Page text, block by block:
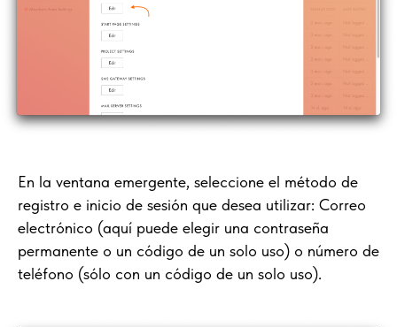
En la ventana emergente, seleccione el método de
registro e inicio de sesión que desea utilizar: Correo
electrónico (aquí puede elegir una contraseña
permanente o un código de un solo uso) o número de
teléfono (sólo con un código de un solo uso).